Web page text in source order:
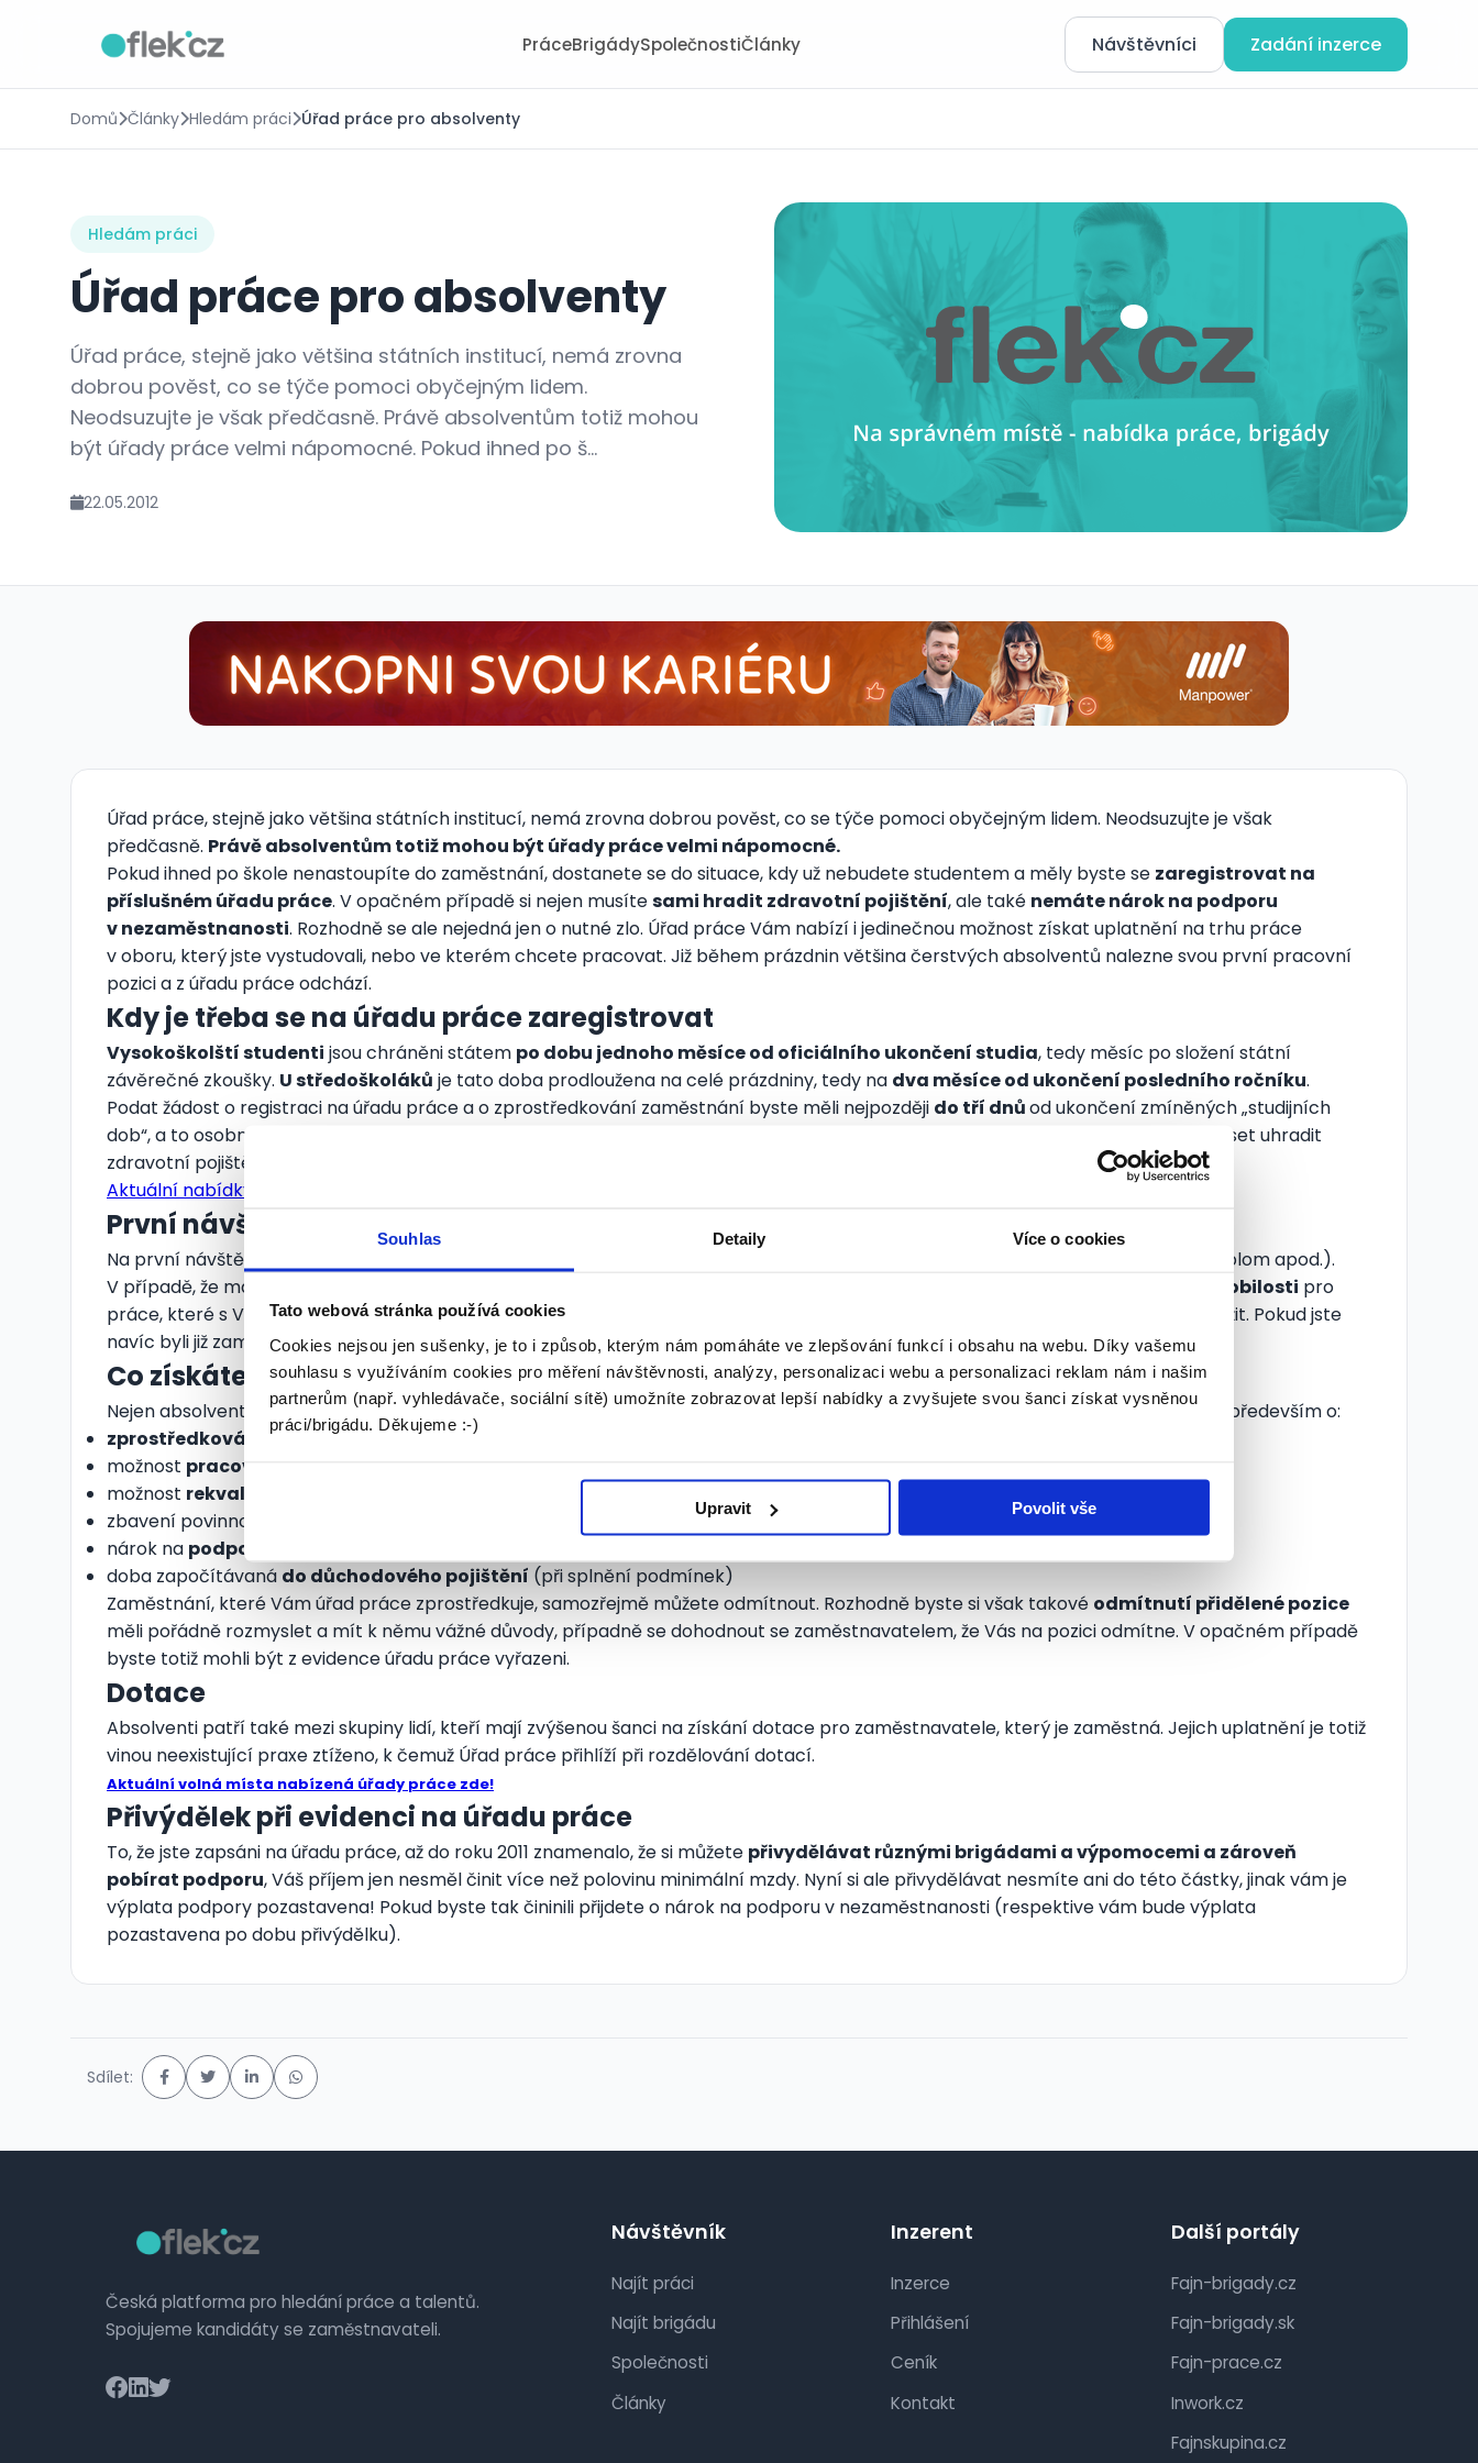
Souhlas Detaily Více o cookies
Tato webová stránka používá cookies
Cookies nejsou jen sušenky, je to i způsob, kterým nám pomáháte ve zlepšování funkcí i obsahu na webu. Díky vašemu
souhlasu s využíváním cookies pro měření návštěvnosti, analýzy, personalizaci webu a personalizaci reklam nám i našim
partnerům (např. vyhledávače, sociální sítě) umožníte zobrazovat lepší nabídky a zvyšujete svou šanci získat vysněnou
práci/brigádu. Děkujeme :-)
Upravit Povolit vše
PráceBrigádySpolečnostiČlánky Návštěvníci Zadání inzerce
Domů Články Hledám práci Úřad práce pro absolventy
Hledám práci
Úřad práce pro absolventy
Úřad práce, stejně jako většina státních institucí, nemá zrovna
dobrou pověst, co se týče pomoci obyčejným lidem.
Neodsuzujte je však předčasně. Právě absolventům totiž mohou
být úřady práce velmi nápomocné. Pokud ihned po š...
22.05.2012
Úřad práce, stejně jako většina státních institucí, nemá zrovna dobrou pověst, co se týče pomoci obyčejným lidem. Neodsuzujte je však
předčasně. Právě absolventům totiž mohou být úřady práce velmi nápomocné.
Pokud ihned po škole nenastoupíte do zaměstnání, dostanete se do situace, kdy už nebudete studentem a měly byste se zaregistrovat na
příslušném úřadu práce. V opačném případě si nejen musítesami hradit zdravotní pojištění, ale také nemáte nárok na podporu
v nezaměstnanosti. Rozhodně se ale nejedná jen o nutné zlo. Úřad práce Vám nabízí i jedinečnou možnost získat uplatnění na trhu práce
v oboru, který jste vystudovali, nebo ve kterém chcete pracovat. Již během prázdnin většina čerstvých absolventů nalezne svou první pracovní
pozici a z úřadu práce odchází.
Kdy je třeba se na úřadu práce zaregistrovat
Vysokoškolští studenti jsou chráněni státem po dobu jednoho měsíce od oficiálního ukončení studia, tedy měsíc po složení státní
závěrečné zkoušky. U středoškoláků je tato doba prodloužena na celé prázdniny, tedy na dva měsíce od ukončení posledního ročníku.
Podat žádost o registraci na úřadu práce a o zprostředkování zaměstnání byste měli nejpozději do tří dnůod ukončení zmíněných „studijních
dob“, a to osobně. V opačném případě Vám totiž vznikne prodleva mezi ukončením studia a registrací na úřad práce a budete muset uhradit
zdravotní pojištění.
Aktuální nabídky práce pro absolventy
První návštěva úřadu práce
Na první návštěvu úřadu si s sebou vezměte
(výuční list, vysokoškolský diplom apod.).
V případě, že máte nějaké zdravotní problémy, stavte se předem u svého lékaře a požádejte ho o
potvrzení o zdravotní nezpůsobilosti pro
práce, které s Vaším omezením souvisí. I to je třeba při první návštěvě (nebo po vzniku takové nezpůsobilosti) na úřad práce doložit. Pokud jste
navíc byli již zaměstnáni, vezměte si s sebou ještě potvrzení o předchozích zaměstnáních(zápočtový list) adoklad o příjmu
Co získáte registrací na úřadu práce?
Nejen absolventi, ale i další nezaměstnaní získají zařazením do evidence úřadu práce celou řadu zvýhodnění a možností. Jedná se především o:
zprostředkování prácevčetně poskytování informací a poradenství
možnost pracovní rehabilitace
možnost rekvalifikace
zbavení povinnosti
, které za Vás hradí stát
nárok na podporu v nezaměstnanosti
doba započítávaná do důchodového pojištění (při splnění podmínek)
Zaměstnání, které Vám úřad práce zprostředkuje, samozřejmě můžete odmítnout. Rozhodně byste si však takové odmítnutí přidělené pozice
měli pořádně rozmyslet a mít k němu vážné důvody, případně se dohodnout se zaměstnavatelem, že Vás na pozici odmítne. V opačném případě
byste totiž mohli být z evidence úřadu práce vyřazeni.
Dotace
Absolventi patří také mezi skupiny lidí, kteří mají zvýšenou šanci na získání dotace pro zaměstnavatele, který je zaměstná. Jejich uplatnění je totiž
vinou neexistující praxe ztíženo, k čemuž Úřad práce přihlíží při rozdělování dotací.
Aktuální volná místa nabízená úřady práce zde!
Přivýdělek při evidenci na úřadu práce
To, že jste zapsáni na úřadu práce, až do roku 2011 znamenalo, že si můžete přivydělávat různými brigádami a výpomocemi a zároveň
pobírat podporu, Váš příjem jen nesměl činit více než polovinu minimální mzdy. Nyní si ale přivydělávat nesmíte ani do této částky, jinak vám je
výplata podpory pozastavena! Pokud byste tak čininili přijdete o nárok na podporu v nezaměstnanosti (respektive vám bude výplata
pozastavena po dobu přivýdělku).
Sdílet:
Česká platforma pro hledání práce a talentů.
Spojujeme kandidáty se zaměstnavateli.
Návštěvník
Najít práci
Najít brigádu
Společnosti
Články
Inzerent
Inzerce
Přihlášení
Ceník
Kontakt
Další portály
Fajn-brigady.cz
Fajn-brigady.sk
Fajn-prace.cz
Inwork.cz
Fajnskupina.cz